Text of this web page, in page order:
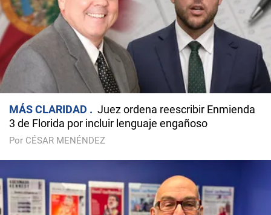
MÁS CLARIDAD
Juez ordena reescribir Enmienda
3 de Florida por incluir lenguaje engañoso
Por CÉSAR MENÉNDEZ